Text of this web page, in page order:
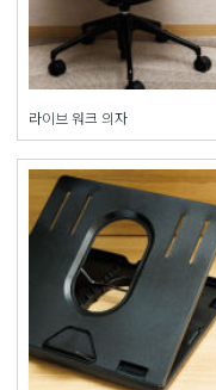
라이브 워크 의자